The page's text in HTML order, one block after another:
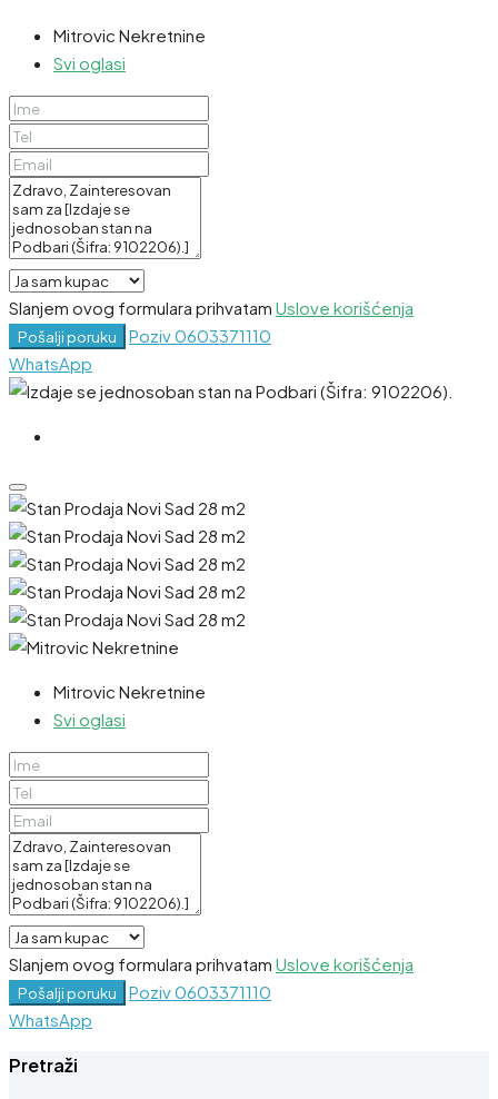
Mitrovic Nekretnine
Svi oglasi
Slanjem ovog formulara prihvatam Uslove korišćenja
Pošalji poruku Poziv0603371110
WhatsApp
Mitrovic Nekretnine
Svi oglasi
Slanjem ovog formulara prihvatam Uslove korišćenja
Pošalji poruku Poziv0603371110
WhatsApp
Pretraži